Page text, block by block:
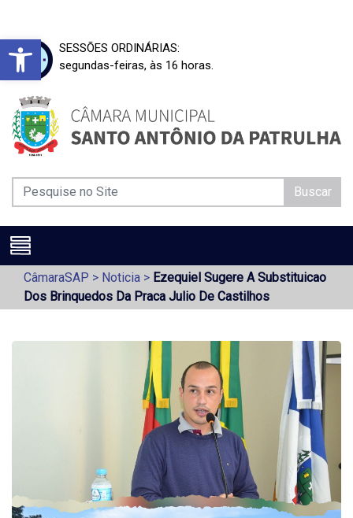
Barra de Ferramentas Aberta
SESSÕES ORDINÁRIAS:
segundas-feiras, às 16 horas.
Buscar
CâmaraSAP > Noticia > Ezequiel Sugere A Substituicao
Dos Brinquedos Da Praca Julio De Castilhos